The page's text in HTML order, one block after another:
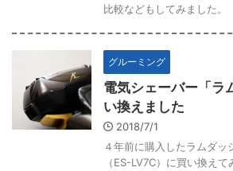
比較などもしてみました。
グルーミング
電気シェーバー「ラ
い換えました
2018/7/1
４年前に購入したラムダッ
（ES-LV7C）に買い換え